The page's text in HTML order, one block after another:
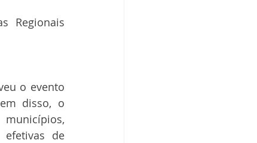
Regionais
o evento
disso, o
de